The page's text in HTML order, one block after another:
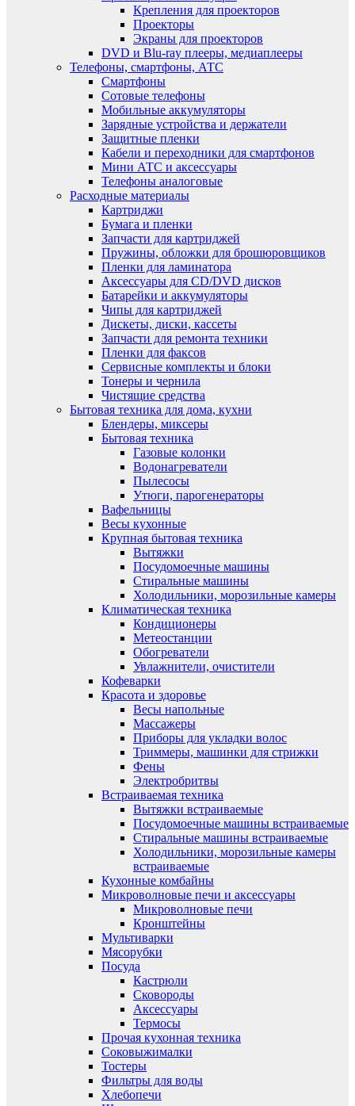
Крепления для проекторов
Проекторы
Экраны для проекторов
DVD и Blu-ray плееры, медиаплееры
Телефоны, смартфоны, АТС
Смартфоны
Сотовые телефоны
Мобильные аккумуляторы
Зарядные устройства и держатели
Защитные пленки
Кабели и переходники для смартфонов
Мини АТС и аксессуары
Телефоны аналоговые
Расходные материалы
Картриджи
Бумага и пленки
Запчасти для картриджей
Пружины, обложки для брошюровщиков
Пленки для ламинатора
Аксессуары для CD/DVD дисков
Батарейки и аккумуляторы
Чипы для картриджей
Дискеты, диски, кассеты
Запчасти для ремонта техники
Пленки для факсов
Сервисные комплекты и блоки
Тонеры и чернила
Чистящие средства
Бытовая техника для дома, кухни
Блендеры, миксеры
Бытовая техника
Газовые колонки
Водонагреватели
Пылесосы
Утюги, парогенераторы
Вафельницы
Весы кухонные
Крупная бытовая техника
Вытяжки
Посудомоечные машины
Стиральные машины
Холодильники, морозильные камеры
Климатическая техника
Кондиционеры
Метеостанции
Обогреватели
Увлажнители, очистители
Кофеварки
Красота и здоровье
Весы напольные
Массажеры
Приборы для укладки волос
Триммеры, машинки для стрижки
Фены
Электробритвы
Встраиваемая техника
Вытяжки встраиваемые
Посудомоечные машины встраиваемые
Стиральные машины встраиваемые
Холодильники, морозильные камеры
встраиваемые
Кухонные комбайны
Микроволновые печи и аксессуары
Микроволновые печи
Кронштейны
Мультиварки
Мясорубки
Посуда
Кастрюли
Сковороды
Аксессуары
Термосы
Прочая кухонная техника
Соковыжималки
Тостеры
Фильтры для воды
Хлебопечи